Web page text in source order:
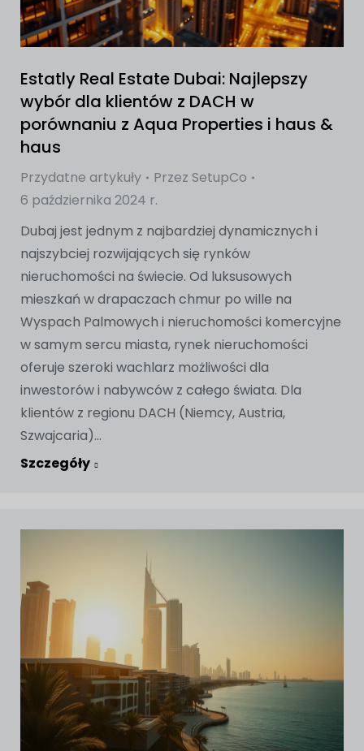
Estatly Real Estate Dubai: Najlepszy
wybór dla klientów z DACH w
porównaniu z Aqua Properties i haus &
haus
Przydatne artykuły Przez SetupCo
6 października 2024 r.
Dubaj jest jednym z najbardziej dynamicznych i
najszybciej rozwijających się rynków
nieruchomości na świecie. Od luksusowych
mieszkań w drapaczach chmur po wille na
Wyspach Palmowych i nieruchomości komercyjne
w samym sercu miasta, rynek nieruchomości
oferuje szeroki wachlarz możliwości dla
inwestorów i nabywców z całego świata. Dla
klientów z regionu DACH (Niemcy, Austria,
Szwajcaria)...
Szczegóły